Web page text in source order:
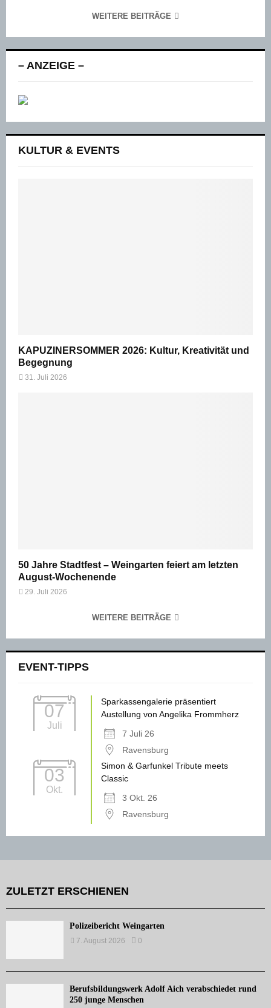
WEITERE BEITRÄGE
– ANZEIGE –
KULTUR & EVENTS
KAPUZINERSOMMER 2026: Kultur, Kreativität und
Begegnung
31. Juli 2026
50 Jahre Stadtfest – Weingarten feiert am letzten
August-Wochenende
29. Juli 2026
WEITERE BEITRÄGE
EVENT-TIPPS
07
Juli
Sparkassengalerie präsentiert
Austellung von Angelika Frommherz
7 Juli 26
Ravensburg
03
Okt.
Simon & Garfunkel Tribute meets
Classic
3 Okt. 26
Ravensburg
ZULETZT ERSCHIENEN
Polizeibericht Weingarten
7. August 2026 0
Berufsbildungswerk Adolf Aich verabschiedet rund
250 junge Menschen